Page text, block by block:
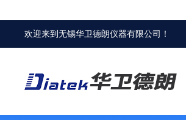
欢迎来到无锡华卫德朗仪器有限公司 ！